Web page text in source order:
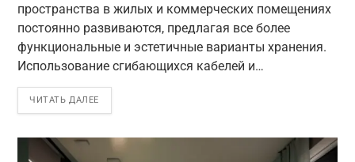
пространства в жилых и коммерческих помещениях
постоянно развиваются, предлагая все более
функциональные и эстетичные варианты хранения.
Использование сгибающихся кабелей и…
ЧИТАТЬ ДАЛЕЕ